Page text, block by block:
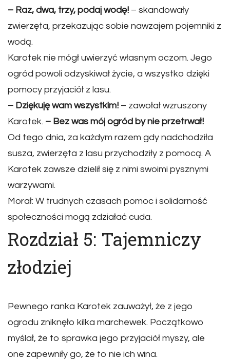
– Raz, dwa, trzy, podaj wodę! – skandowały
zwierzęta, przekazując sobie nawzajem pojemniki z
wodą.
Karotek nie mógł uwierzyć własnym oczom. Jego
ogród powoli odzyskiwał życie, a wszystko dzięki
pomocy przyjaciół z lasu.
– Dziękuję wam wszystkim! – zawołał wzruszony
Karotek. – Bez was mój ogród by nie przetrwał!
Od tego dnia, za każdym razem gdy nadchodziła
susza, zwierzęta z lasu przychodziły z pomocą. A
Karotek zawsze dzielił się z nimi swoimi pysznymi
warzywami.
Morał: W trudnych czasach pomoc i solidarność
społeczności mogą zdziałać cuda.
Rozdział 5: Tajemniczy
złodziej
Pewnego ranka Karotek zauważył, że z jego
ogrodu zniknęło kilka marchewek. Początkowo
myślał, że to sprawka jego przyjaciół myszy, ale
one zapewniły go, że to nie ich wina.